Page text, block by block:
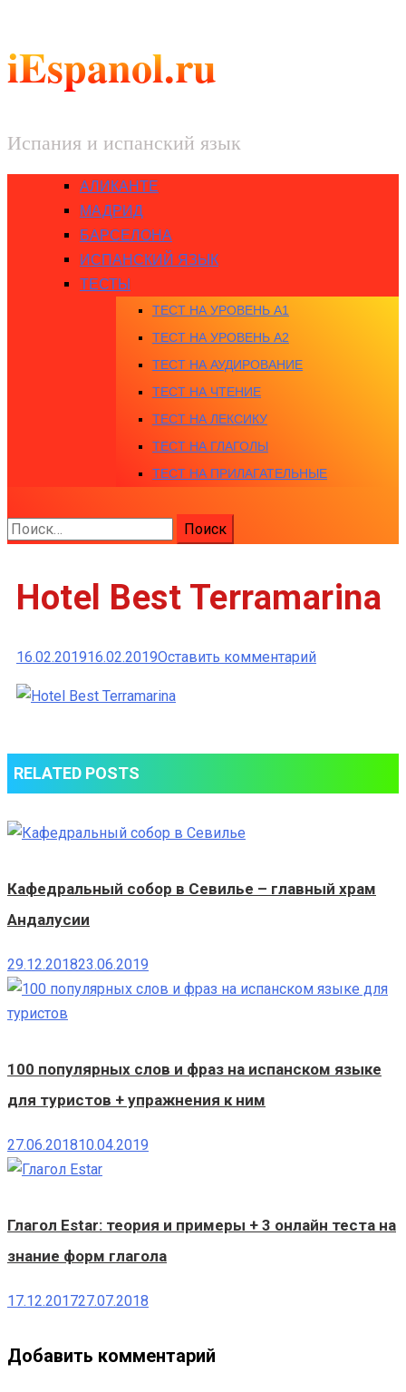
iEspanol.ru
Испания и испанский язык
АЛИКАНТЕ
МАДРИД
БАРСЕЛОНА
ИСПАНСКИЙ ЯЗЫК
ТЕСТЫ
ТЕСТ НА УРОВЕНЬ A1
ТЕСТ НА УРОВЕНЬ A2
ТЕСТ НА АУДИРОВАНИЕ
ТЕСТ НА ЧТЕНИЕ
ТЕСТ НА ЛЕКСИКУ
ТЕСТ НА ГЛАГОЛЫ
ТЕСТ НА ПРИЛАГАТЕЛЬНЫЕ
Найти:
Hotel Best Terramarina
16.02.201916.02.2019Оставить комментарийк
RELATED POSTS
Кафедральный собор в Севилье – главный храм
Андалусии
29.12.201823.06.2019
100 популярных слов и фраз на испанском языке
для туристов + упражнения к ним
27.06.201810.04.2019
Глагол Estar: теория и примеры + 3 онлайн теста на
знание форм глагола
17.12.201727.07.2018
Добавить комментарий